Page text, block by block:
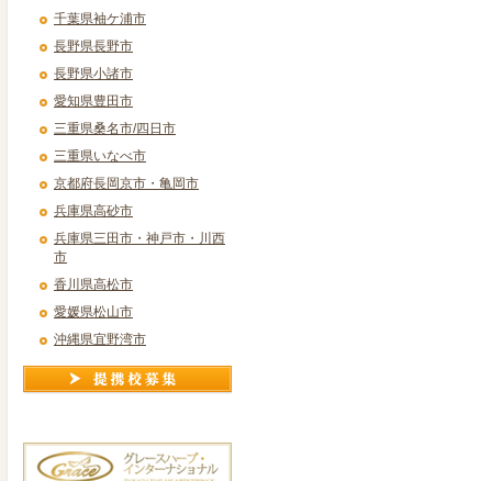
千葉県袖ケ浦市
長野県長野市
長野県小諸市
愛知県豊田市
三重県桑名市/四日市
三重県いなべ市
京都府長岡京市・亀岡市
兵庫県高砂市
兵庫県三田市・神戸市・川西
市
香川県高松市
愛媛県松山市
沖縄県宜野湾市